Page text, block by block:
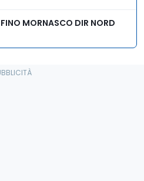
FINO MORNASCO DIR NORD